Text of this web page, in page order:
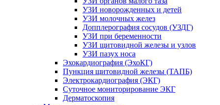
УЗИ новорожденных и детей
УЗИ молочных желез
Допплерография сосудов (УЗДГ)
УЗИ при беременности
УЗИ щитовидной железы и узлов
УЗИ пазух носа
Эхокардиография (ЭхоКГ)
Пункция щитовидной железы (ТАПБ)
Электрокардиография (ЭКГ)
Суточное мониторирование ЭКГ
Дерматоскопия